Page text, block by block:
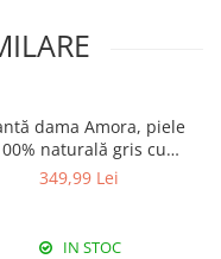
dama Amora, piele
naturală gris cu
aspect matlasat, 8228
349,99 Lei
IN STOC